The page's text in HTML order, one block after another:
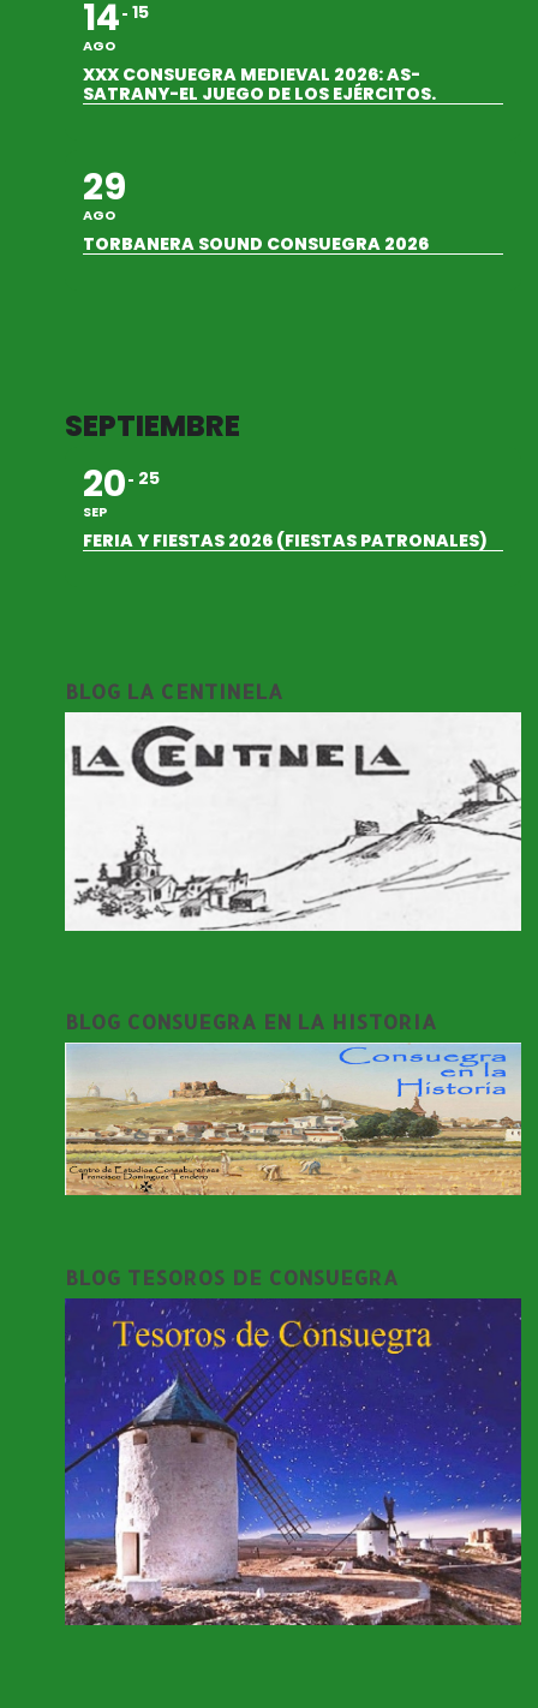
14
AGO
15
XXX CONSUEGRA MEDIEVAL 2026: AS-
SATRANY-EL JUEGO DE LOS EJÉRCITOS.
29
AGO
TORBANERA SOUND CONSUEGRA 2026
SEPTIEMBRE
20
SEP
25
FERIA Y FIESTAS 2026 (FIESTAS PATRONALES)
BLOG LA CENTINELA
BLOG CONSUEGRA EN LA HISTORIA
BLOG TESOROS DE CONSUEGRA